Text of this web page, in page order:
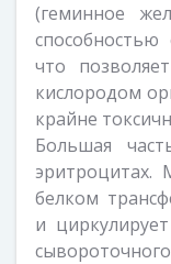
(геминное
что
кислородом
крайне
Большая
эритроцитах.
белком
и